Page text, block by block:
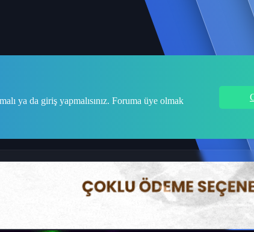
ya da giriş yapmalısınız. Foruma üye olmak